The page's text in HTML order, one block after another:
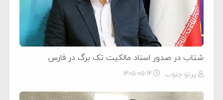
شتاب در صدور اسناد مالکیت تک برگ در فارس
پرتو جنوب ۱۴۰۵-۰۵-۱۴